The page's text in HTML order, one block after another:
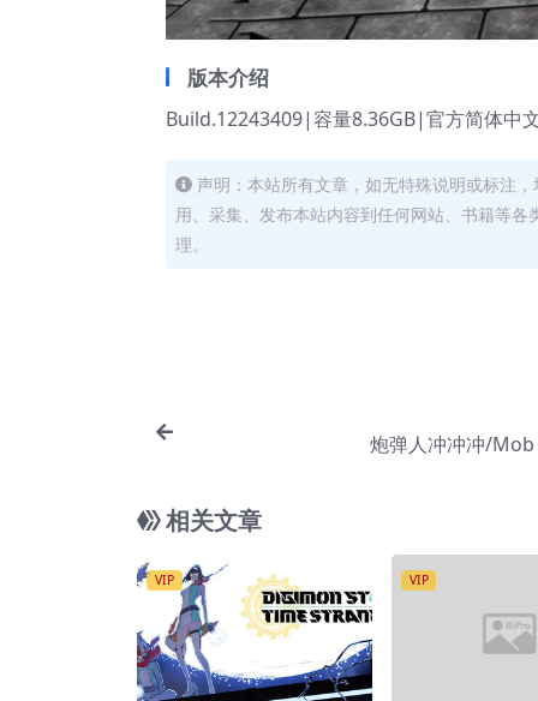
版本介绍
Build.12243409|容量8.36GB|官方简体中
声明：本站所有文章，如无特殊说明或标注
用、采集、发布本站内容到任何网站、书籍等
理。
炮弹人冲冲冲/
相关文章
VIP VIP